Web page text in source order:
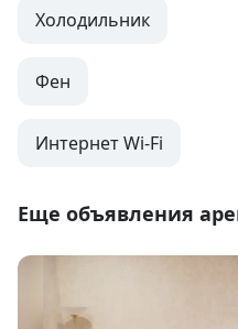
Холодильник
Фен
Интернет Wi-Fi
Еще объявления